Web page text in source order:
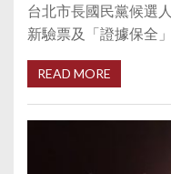
台北市長國民黨候選
新驗票及「證據保全」
READ MORE